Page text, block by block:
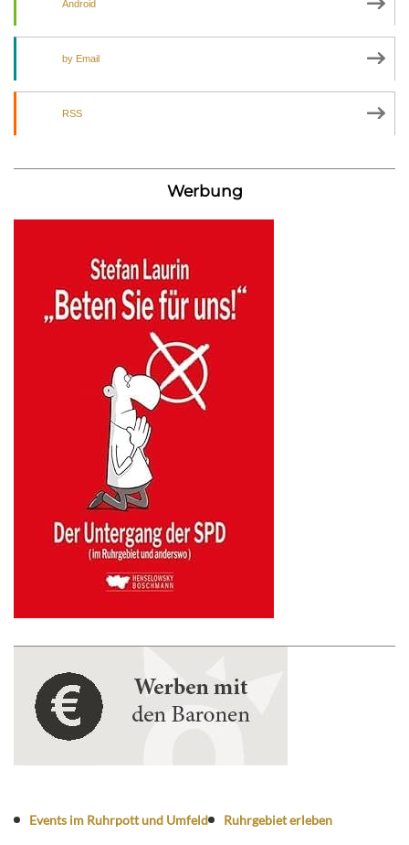
Android
by Email
RSS
Werbung
Events im Ruhrpott und Umfeld
Ruhrgebiet erleben